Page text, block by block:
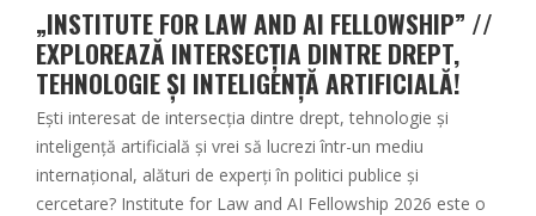
„INSTITUTE FOR LAW AND AI FELLOWSHIP” //
EXPLOREAZĂ INTERSECȚIA DINTRE DREPT,
TEHNOLOGIE ȘI INTELIGENȚĂ ARTIFICIALĂ!
Ești interesat de intersecția dintre drept, tehnologie și
inteligență artificială și vrei să lucrezi într-un mediu
internațional, alături de experți în politici publice și
cercetare? Institute for Law and AI Fellowship 2026 este o